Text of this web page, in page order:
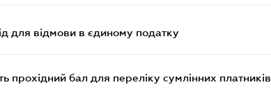
для відмови в єдиному податку
прохідний бал для переліку сумлінних платників